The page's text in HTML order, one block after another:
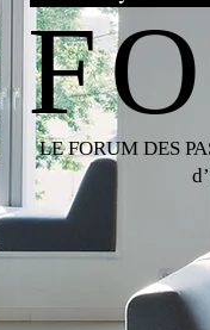
LE FORUM DES